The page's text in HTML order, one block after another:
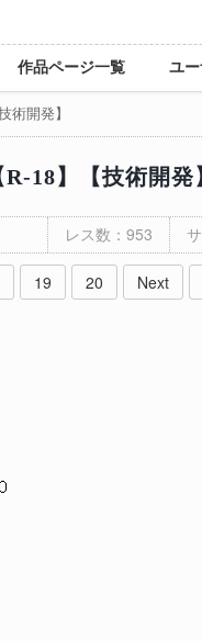
作品ページ一覧 ユ
術開発】
18】【技術開発
レス数：953
19 20 Next